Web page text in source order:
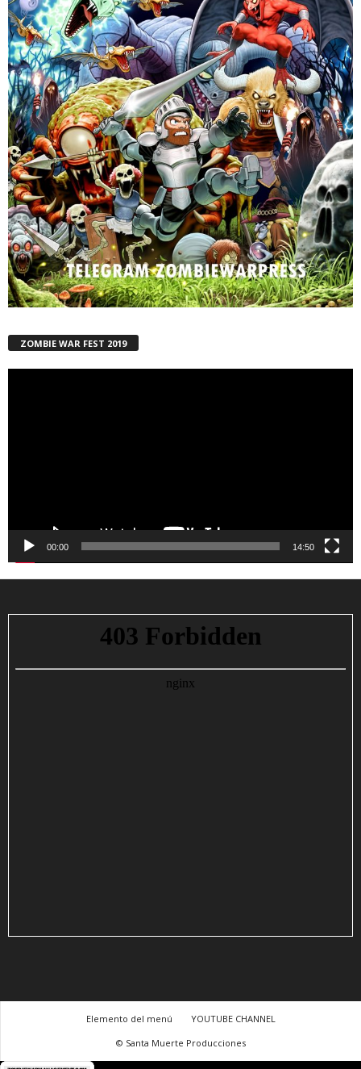
ZOMBIE WAR FEST 2019
00:00 14:50
Elemento del menú
YOUTUBE CHANNEL
© Santa Muerte Producciones